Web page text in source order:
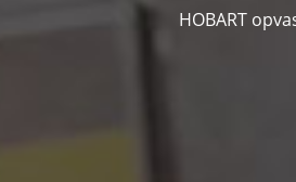
HOBART